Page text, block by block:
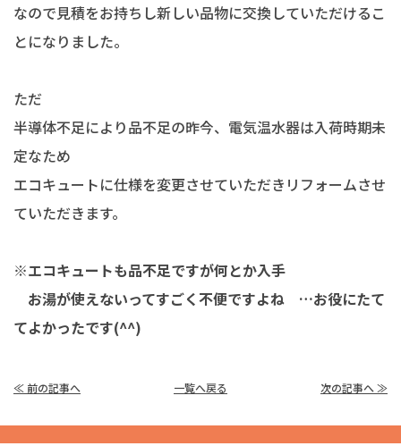
なので見積をお持ちし新しい品物に交換していただけるこ
とになりました。
ただ
半導体不足により品不足の昨今、電気温水器は入荷時期未
定なため
エコキュートに仕様を変更させていただきリフォームさせ
ていただきます。
※エコキュートも品不足ですが何とか入手
お湯が使えないってすごく不便ですよね …お役にたて
てよかったです(^^)
≪ 前の記事へ 一覧へ戻る 次の記事へ ≫